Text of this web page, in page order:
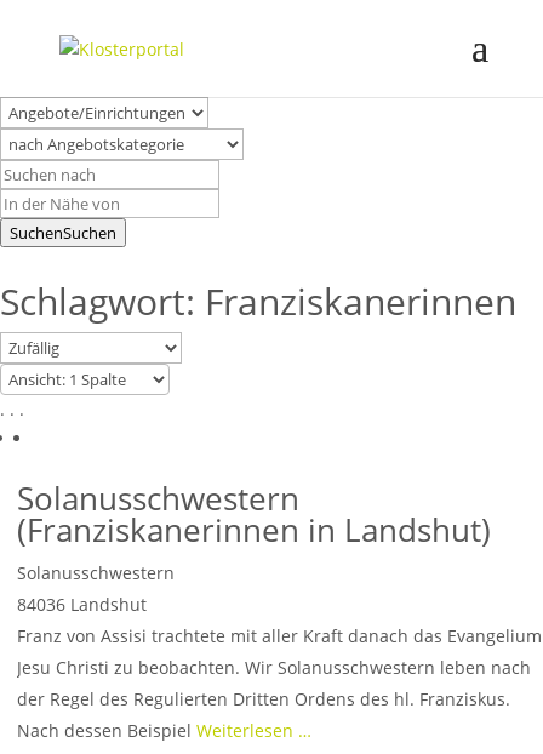
SuchenSuchen
Schlagwort: Franziskanerinnen
. . .
Solanusschwestern
(Franziskanerinnen in Landshut)
Solanusschwestern
84036 Landshut
Franz von Assisi trachtete mit aller Kraft danach das Evangelium
Jesu Christi zu beobachten. Wir Solanusschwestern leben nach
der Regel des Regulierten Dritten Ordens des hl. Franziskus.
Nach dessen Beispiel Weiterlesen …